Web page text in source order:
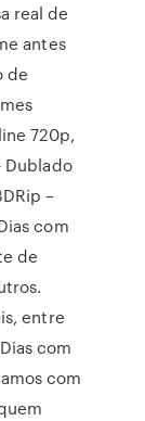
real de
antes
de
720p,
Dublado
–
com
de
entre
com
com